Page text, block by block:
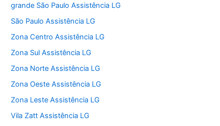
grande São Paulo Assistência LG
São Paulo Assistência LG
Zona Centro Assistência LG
Zona Sul Assistência LG
Zona Norte Assistência LG
Zona Oeste Assistência LG
Zona Leste Assistência LG
Vila Zatt Assistência LG